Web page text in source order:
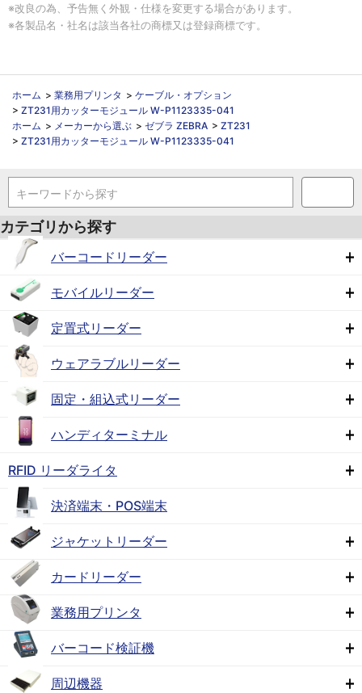
※改良の為、予告無く外観・仕様を変更する場合があります。
※各製品名・社名は該当各社の商標又は登録商標です。
ホーム > 業務用プリンタ > ケーブル・オプション
> ZT231用カッターモジュール W-P1123335-041
ホーム > メーカーから選ぶ > ゼブラ ZEBRA > ZT231
> ZT231用カッターモジュール W-P1123335-041
キーワードから探す
カテゴリから探す
バーコードリーダー
モバイルリーダー
定置式リーダー
ウェアラブルリーダー
固定・組込式リーダー
ハンディターミナル
RFID リーダライタ
決済端末・POS端末
ジャケットリーダー
カードリーダー
業務用プリンタ
バーコード検証機
周辺機器